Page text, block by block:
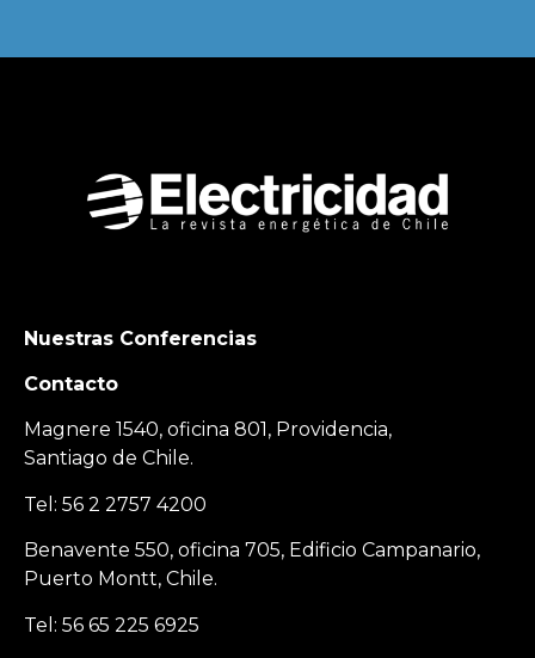
Nuestras Conferencias
Contacto
Magnere 1540, oficina 801, Providencia,
Santiago de Chile.
Tel: 56 2 2757 4200
Benavente 550, oficina 705, Edificio Campanario,
Puerto Montt, Chile.
Tel: 56 65 225 6925